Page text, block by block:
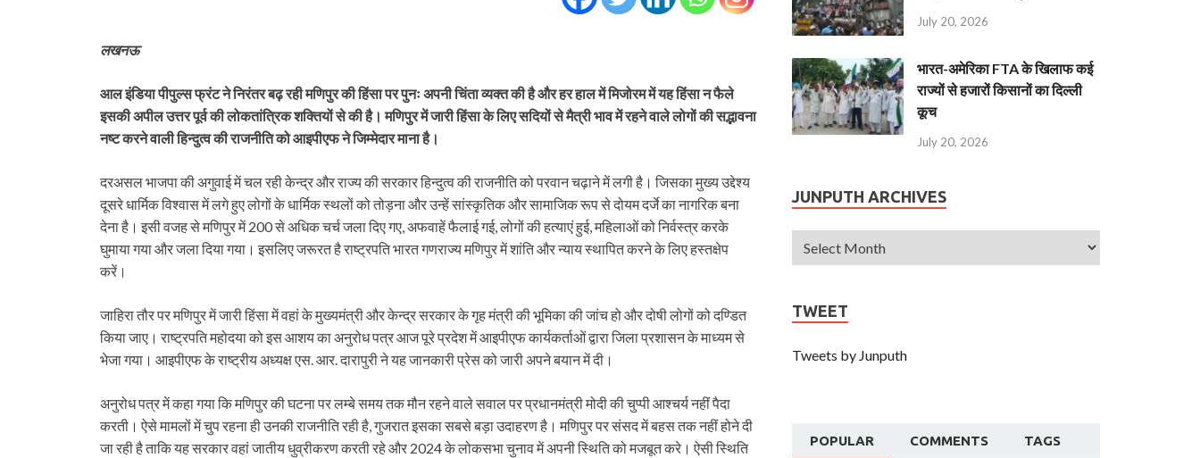
लखनऊ
आल इंडिया पीपुल्स फ्रंट ने निरंतर बढ़ रही मणिपुर की हिंसा पर पुनः अपनी चिंता व्यक्त की है और हर हाल में मिजोरम में यह हिंसा न फैले
इसकी अपील उत्तर पूर्व की लोकतांत्रिक शक्तियों से की है। मणिपुर में जारी हिंसा के लिए सदियों से मैत्री भाव में रहने वाले लोगों की सद्भावना
नष्ट करने वाली हिन्दुत्व की राजनीति को आइपीएफ ने जिम्मेदार माना है।
दरअसल भाजपा की अगुवाई में चल रही केन्द्र और राज्य की सरकार हिन्दुत्व की राजनीति को परवान चढ़ाने में लगी है। जिसका मुख्य उद्देश्य
दूसरे धार्मिक विश्वास में लगे हुए लोगों के धार्मिक स्थलों को तोड़ना और उन्हें सांस्कृतिक और सामाजिक रूप से दोयम दर्जे का नागरिक बना
देना है। इसी वजह से मणिपुर में 200 से अधिक चर्च जला दिए गए, अफवाहें फैलाई गई, लोगों की हत्याएं हुई, महिलाओं को निर्वस्त्र करके
घुमाया गया और जला दिया गया। इसलिए जरूरत है राष्ट्रपति भारत गणराज्य मणिपुर में शांति और न्याय स्थापित करने के लिए हस्तक्षेप
करें।
जाहिरा तौर पर मणिपुर में जारी हिंसा में वहां के मुख्यमंत्री और केन्द्र सरकार के गृह मंत्री की भूमिका की जांच हो और दोषी लोगों को दण्डित
किया जाए। राष्ट्रपति महोदया को इस आशय का अनुरोध पत्र आज पूरे प्रदेश में आइपीएफ कार्यकर्ताओं द्वारा जिला प्रशासन के माध्यम से
भेजा गया। आइपीएफ के राष्ट्रीय अध्यक्ष एस. आर. दारापुरी ने यह जानकारी प्रेस को जारी अपने बयान में दी।
अनुरोध पत्र में कहा गया कि मणिपुर की घटना पर लम्बे समय तक मौन रहने वाले सवाल पर प्रधानमंत्री मोदी की चुप्पी आश्चर्य नहीं पैदा
करती। ऐसे मामलों में चुप रहना ही उनकी राजनीति रही है, गुजरात इसका सबसे बड़ा उदाहरण है। मणिपुर पर संसद में बहस तक नहीं होने दी
जा रही है ताकि यह सरकार वहां जातीय धुव्रीकरण करती रहे और 2024 के लोकसभा चुनाव में अपनी स्थिति को मजबूत करे। ऐसी स्थिति
July 20, 2026
भारत-अमेरिका FTA के खिलाफ कई
राज्यों से हजारों किसानों का दिल्ली
कूच
July 20, 2026
JUNPUTH ARCHIVES
TWEET
Tweets by Junputh
POPULAR COMMENTS TAGS